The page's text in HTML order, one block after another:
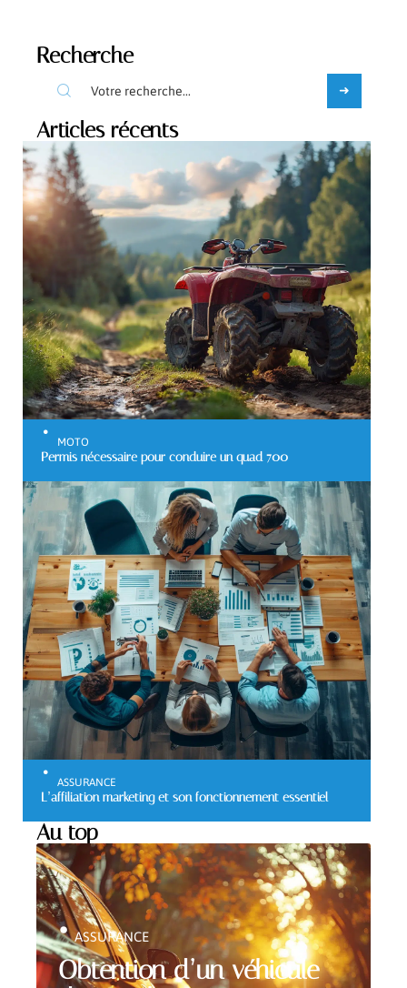
Recherche
Articles récents
MOTO
Permis nécessaire pour conduire un quad 700
ASSURANCE
L’affiliation marketing et son fonctionnement essentiel
Au top
Obtention d’un véhicule
ASSURANCE